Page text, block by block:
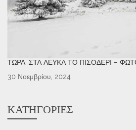
ΤΏΡΑ: ΣΤΑ ΛΕΥΚΆ ΤΟ ΠΙΣΟΔΈΡΙ –
30 Νοεμβρίου, 2024
ΚΑΤΗΓΟΡΊΕΣ